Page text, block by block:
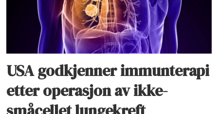
USA godkjenner immunterapi
etter operasjon av ikke-